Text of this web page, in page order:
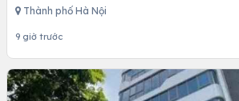
Thành phố Hà Nội
9 giờ trước